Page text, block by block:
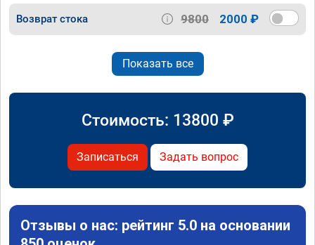
Возврат стока 9800 2000 ₽
Показать все
Стоимость: 13800 ₽
Записаться Задать вопрос
Отзывы о нас: рейтинг 5.0 на основании